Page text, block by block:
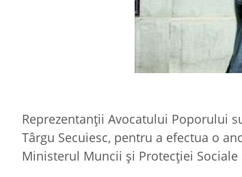
Reprezentanţii Avocatului Poporului
Târgu Secuiesc, pentru a efectua o
Ministerul Muncii şi Protecţiei